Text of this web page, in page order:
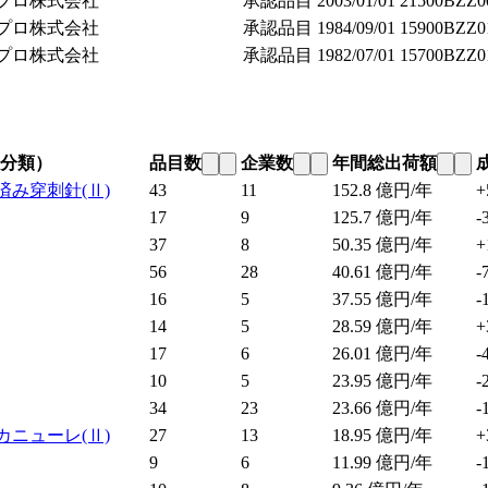
ロ株式会社
承認品目 1984/09/01
ロ株式会社
承認品目 1982/07/01
類） 品目数 企業数 年間総出荷額
み穿刺針(Ⅱ) 43 11 152.8 億円/年
17
9 125.7 億円/年
-
37
8 50.35 億円/年
56
28 40.61 億円/年
-
16
5 37.55 億円/年
-
14
5 28.59 億円/年
17
6 26.01 億円/年
-
10
5 23.95 億円/年
-
34
23 23.66 億円/年
-
ニューレ(Ⅱ) 27 13 18.95 億円/年
9
6 11.99 億円/年
-